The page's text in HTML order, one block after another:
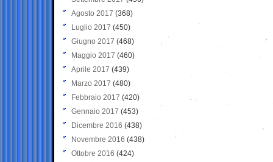
Agosto 2017 (368)
Luglio 2017 (450)
Giugno 2017 (468)
Maggio 2017 (460)
Aprile 2017 (439)
Marzo 2017 (480)
Febbraio 2017 (420)
Gennaio 2017 (453)
Dicembre 2016 (438)
Novembre 2016 (438)
Ottobre 2016 (424)